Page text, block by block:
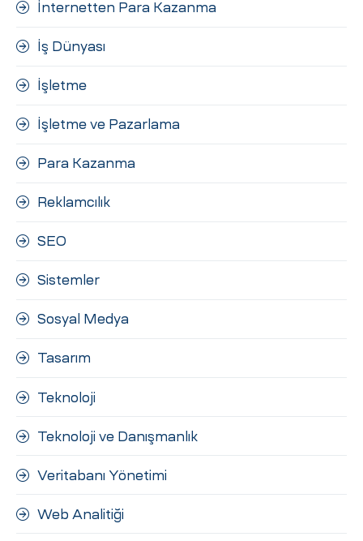
İnternetten Para Kazanma
İş Dünyası
İşletme
İşletme ve Pazarlama
Para Kazanma
Reklamcılık
SEO
Sistemler
Sosyal Medya
Tasarım
Teknoloji
Teknoloji ve Danışmanlık
Veritabanı Yönetimi
Web Analitiği